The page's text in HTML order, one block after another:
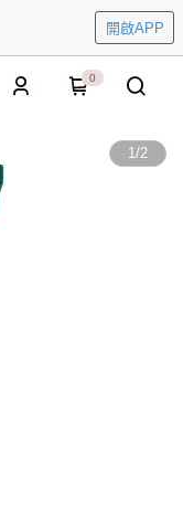
開啟APP
0
1/2